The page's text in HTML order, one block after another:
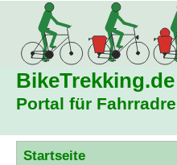
BikeTrekking.de
Portal für
Startseite